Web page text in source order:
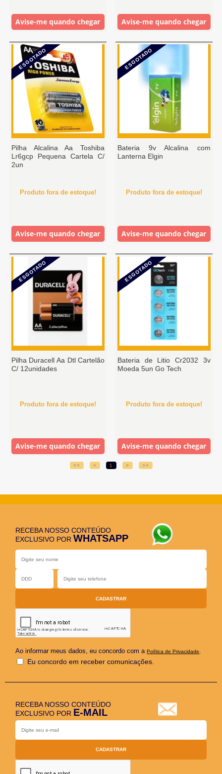
Avise-me quando chegar Avise-me quando chegar
ESGOTADO
Pilha Alcalina Aa Toshiba
Lr6gcp Pequena Cartela C/
2un
Produto fora de estoque!
Avise-me quando chegar
ESGOTADO
Bateria 9v Alcalina com
Lanterna Elgin
Produto fora de estoque!
Avise-me quando chegar
ESGOTADO
Pilha Duracell Aa Dtl Cartelão
C/ 12unidades
Produto fora de estoque!
Avise-me quando chegar
ESGOTADO
Bateria de Litio Cr2032 3v
Moeda 5un Go Tech
Produto fora de estoque!
Avise-me quando chegar
<< < 1 > >>
RECEBA NOSSO CONTEÚDO
EXCLUSIVO PORWHATSAPP
Ao informar meus dados, eu concordo com aPolítica de Privacidade.
Eu concordo em receber comunicações.
RECEBA NOSSO CONTEÚDO
EXCLUSIVO POR E-MAIL